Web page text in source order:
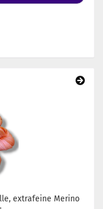
extrafeine Merino